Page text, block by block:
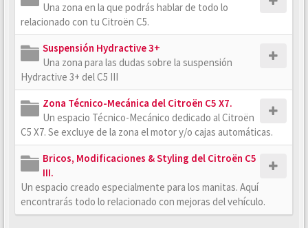
Una zona en la que podrás hablar de todo lo
relacionado con tu Citroën C5.
Suspensión Hydractive 3+
Una zona para las dudas sobre la suspensión
Hydractive 3+ del C5 III
Zona Técnico-Mecánica del Citroën C5 X7.
Un espacio Técnico-Mecánico dedicado al Citroën
C5 X7. Se excluye de la zona el motor y/o cajas automáticas.
Bricos, Modificaciones & Styling del Citroën C5
III.
Un espacio creado especialmente para los manitas. Aquí
encontrarás todo lo relacionado con mejoras del vehículo.